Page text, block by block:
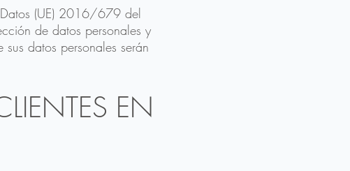
Datos (UE) 2016/679 del
de datos personales y
datos personales serán
EN